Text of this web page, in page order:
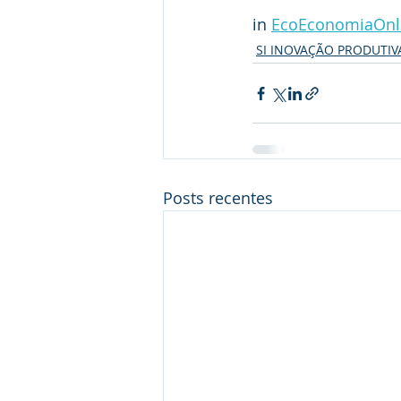
in
SI INOVAÇÃO
Posts recentes